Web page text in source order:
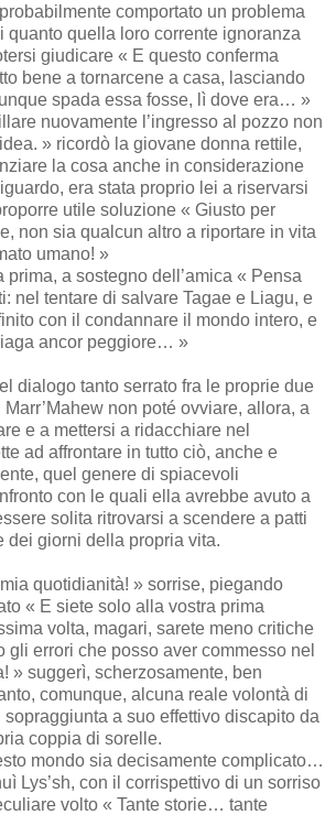
comportato un problema
quanto quella loro corrente ignoranza
giudicare « E questo conferma
bene a tornarcene a casa, lasciando
spada essa fosse, lì dove era… »
nuovamente l’ingresso al pozzo non
» ricordò la giovane donna rettile,
la cosa anche in considerazione
era stata proprio lei a riservarsi
utile soluzione « Giusto per
non sia qualcun altro a riportare in vita
umano! »
prima, a sostegno dell’amica « Pensa
nel tentare di salvare Tagae e Liagu, e
con il condannare il mondo intero, e
ancor peggiore… »
dialogo tanto serrato fra le proprie due
non poté ovviare, allora, a
e a mettersi a ridacchiare nel
ad affrontare in tutto ciò, anche e
quel genere di spiacevoli
con le quali ella avrebbe avuto a
solita ritrovarsi a scendere a patti
dei giorni della propria vita.
quotidianità! » sorrise, piegando
« E siete solo alla vostra prima
volta, magari, sarete meno critiche
gli errori che posso aver commesso nel
» suggerì, scherzosamente, ben
comunque, alcuna reale volontà di
a suo effettivo discapito da
coppia di sorelle.
mondo sia decisamente complicato…
Lys’sh, con il corrispettivo di un sorriso
volto « Tante storie… tante